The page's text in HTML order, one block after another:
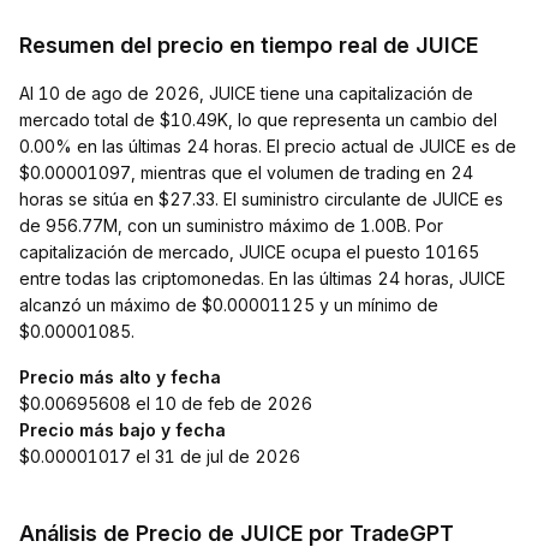
Resumen del precio en tiempo real de JUICE
Al 10 de ago de 2026, JUICE tiene una capitalización de
mercado total de $10.49K, lo que representa un cambio del
0.00% en las últimas 24 horas. El precio actual de JUICE es de
$0.00001097, mientras que el volumen de trading en 24
horas se sitúa en $27.33. El suministro circulante de JUICE es
de 956.77M, con un suministro máximo de 1.00B. Por
capitalización de mercado, JUICE ocupa el puesto 10165
entre todas las criptomonedas. En las últimas 24 horas, JUICE
alcanzó un máximo de $0.00001125 y un mínimo de
$0.00001085.
Precio más alto y fecha
$0.00695608 el 10 de feb de 2026
Precio más bajo y fecha
$0.00001017 el 31 de jul de 2026
Análisis de Precio de JUICE por TradeGPT